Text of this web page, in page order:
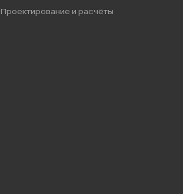
Проектирование и расчёты